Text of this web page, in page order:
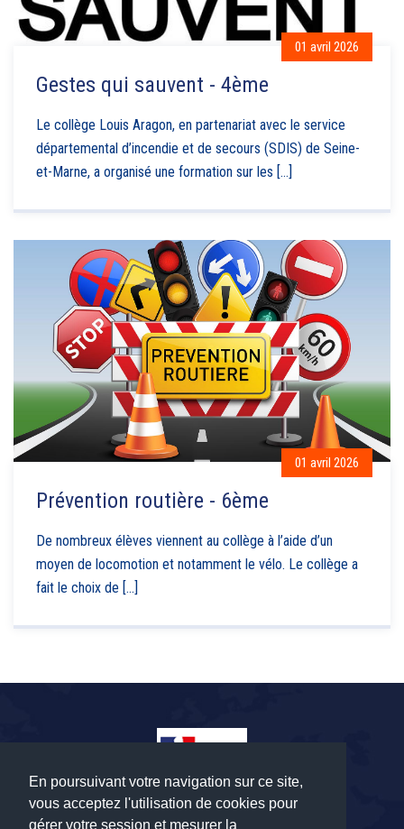
En poursuivant votre navigation sur ce site,
vous acceptez l'utilisation de cookies pour
gérer votre session et mesurer la
01 avril 2026
Gestes qui sauvent - 4ème
Le collège Louis Aragon, en partenariat avec le service
départemental d’incendie et de secours (SDIS) de Seine-
et-Marne, a organisé une formation sur les [...]
01 avril 2026
Prévention routière - 6ème
De nombreux élèves viennent au collège à l’aide d’un
moyen de locomotion et notamment le vélo. Le collège a
fait le choix de [...]